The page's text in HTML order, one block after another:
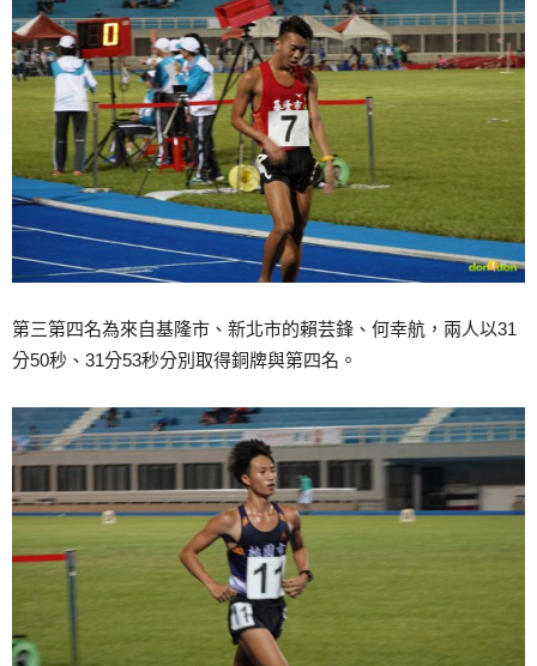
第三第四名為來自基隆市、新北市的賴芸鋒、何幸航，兩人以31
分50秒、31分53秒分別取得銅牌與第四名。